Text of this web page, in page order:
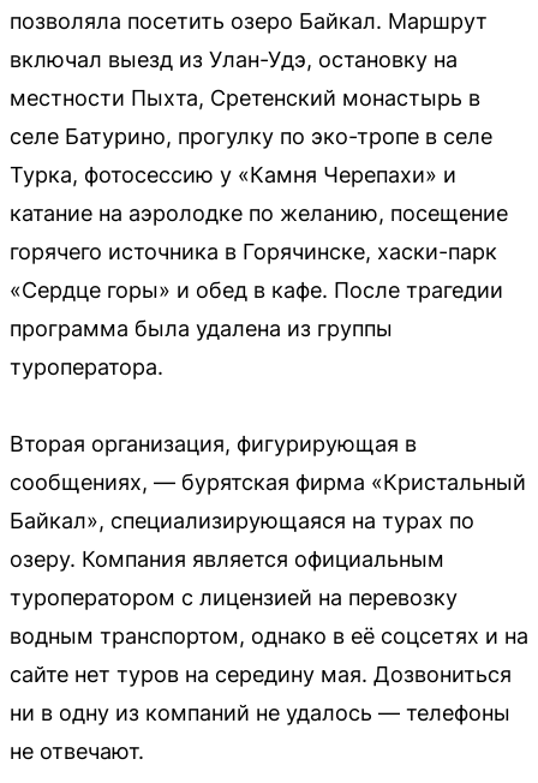
позволяла посетить озеро Байкал. Маршрут
включал выезд из Улан-Удэ, остановку на
местности Пыхта, Сретенский монастырь в
селе Батурино, прогулку по эко-тропе в селе
Турка, фотосессию у «Камня Черепахи» и
катание на аэролодке по желанию, посещение
горячего источника в Горячинске, хаски-парк
«Сердце горы» и обед в кафе. После трагедии
программа была удалена из группы
туроператора.
Вторая организация, фигурирующая в
сообщениях, — бурятская фирма «Кристальный
Байкал», специализирующаяся на турах по
озеру. Компания является официальным
туроператором с лицензией на перевозку
водным транспортом, однако в её соцсетях и на
сайте нет туров на середину мая. Дозвониться
ни в одну из компаний не удалось — телефоны
не отвечают.